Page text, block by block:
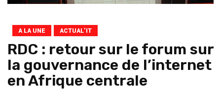
A LA UNE ACTUAL’IT
RDC : retour sur le forum sur
la gouvernance de l’internet
en Afrique centrale